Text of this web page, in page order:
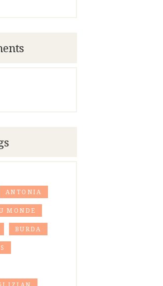
ANTONIA
MONDE
BURDA